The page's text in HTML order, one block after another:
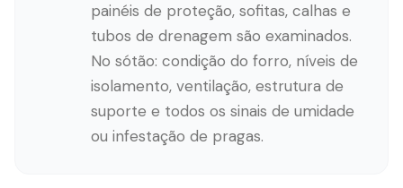
painéis de proteção, sofitas, calhas e
tubos de drenagem são examinados.
No sótão: condição do forro, níveis de
isolamento, ventilação, estrutura de
suporte e todos os sinais de umidade
ou infestação de pragas.